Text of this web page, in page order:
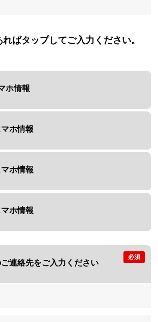
ばタップしてご入力ください。
ホ情報
ホ情報
ホ情報
ホ情報
連絡先をご入力ください
必須